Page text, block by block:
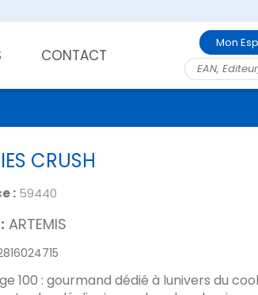
CONTACT
Mon
CRUSH
: 59440
ARTEMIS
100 : gourmand dédié à lunivers du